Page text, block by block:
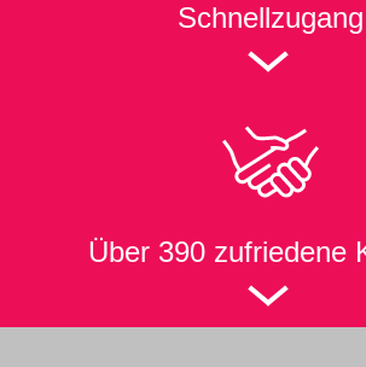
Schnellzugang
Über 390 zufriedene